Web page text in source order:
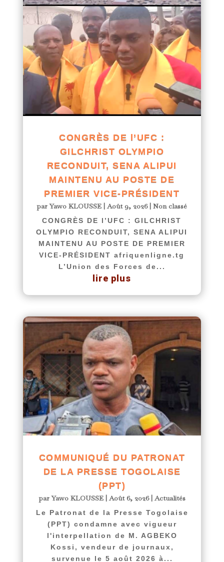
CONGRÈS DE l’UFC :
GILCHRIST OLYMPIO
RECONDUIT, SENA ALIPUI
MAINTENU AU POSTE DE
PREMIER VICE-PRÉSIDENT
parYawo KLOUSSE |Août 9, 2026|Non classé
CONGRÈS DE l’UFC : GILCHRIST
OLYMPIO RECONDUIT, SENA ALIPUI
MAINTENU AU POSTE DE PREMIER
VICE-PRÉSIDENT afriquenligne.tg
L’Union des Forces de...
lire plus
COMMUNIQUÉ DU PATRONAT
DE LA PRESSE TOGOLAISE
(PPT)
parYawo KLOUSSE| Août 6, 2026| Actualités
Le Patronat de la Presse Togolaise
(PPT) condamne avec vigueur
l'interpellation de M. AGBEKO
Kossi, vendeur de journaux,
survenue le 5 août 2026 à...